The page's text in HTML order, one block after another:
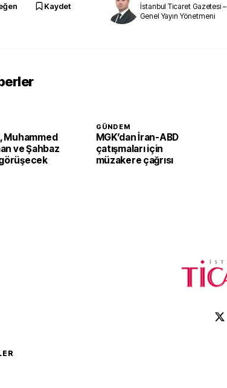
Kaydet
İstanbul Ticaret Gazetesi –
Genel Yayın Yönetmeni
Muhammed
ve Şahbaz
GÜNDEM
MGK’dan İran-ABD
çatışmaları için
müzakere çağrısı